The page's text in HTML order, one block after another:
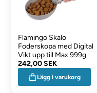
Flamingo Skalo
Foderskopa med Digital
Vikt upp till Max 999g
242,00 SEK
Lägg i varukorg